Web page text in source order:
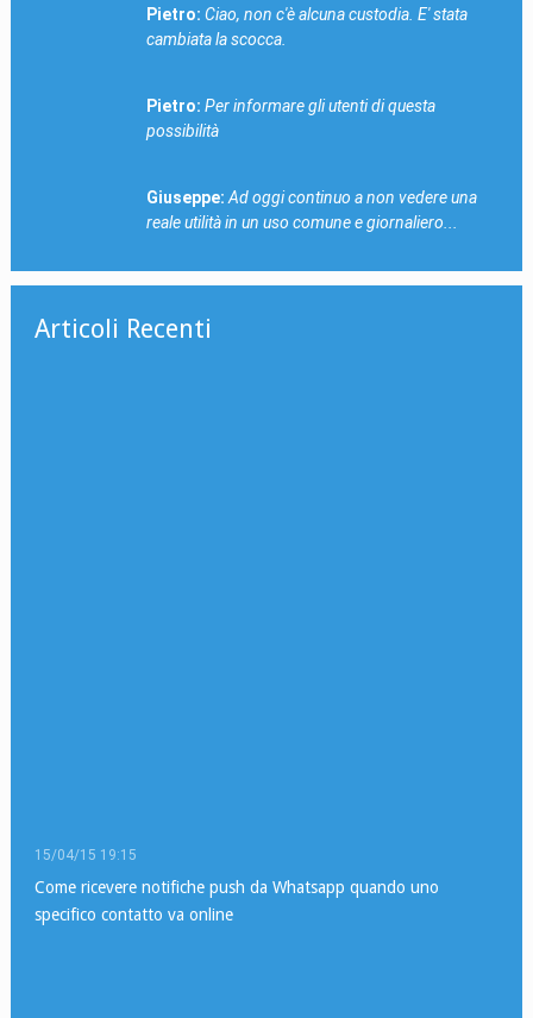
Pietro: Ciao, non c'è alcuna custodia. E' stata
cambiata la scocca.
Pietro: Per informare gli utenti di questa
possibilità
Giuseppe: Ad oggi continuo a non vedere una
reale utilità in un uso comune e giornaliero...
Articoli Recenti
15/04/15 19:15
Come ricevere notifiche push da Whatsapp quando uno
specifico contatto va online